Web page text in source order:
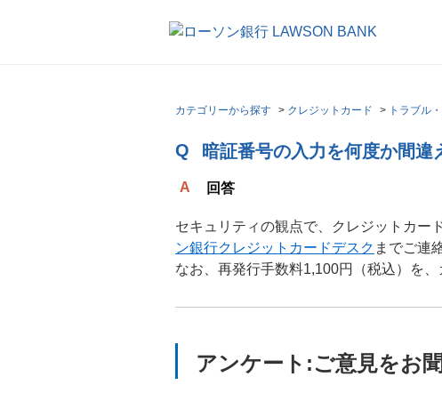
カテゴリーから探す > クレジットカード > トラブル
暗証番号の入力を何度か間
回答
セキュリティの観点で、クレジットカー
ン銀行クレジットカードデスク までご連
なお、再発行手数料1,100円（税込）を
アンケート:ご意見をお